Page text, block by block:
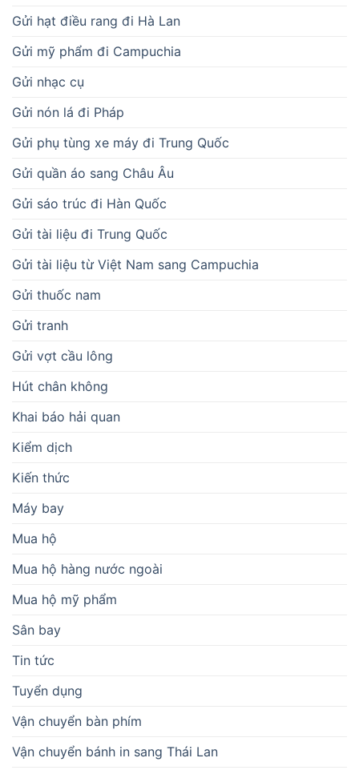
Gửi hạt điều rang đi Hà Lan
Gửi mỹ phẩm đi Campuchia
Gửi nhạc cụ
Gửi nón lá đi Pháp
Gửi phụ tùng xe máy đi Trung Quốc
Gửi quần áo sang Châu Âu
Gửi sáo trúc đi Hàn Quốc
Gửi tài liệu đi Trung Quốc
Gửi tài liệu từ Việt Nam sang Campuchia
Gửi thuốc nam
Gửi tranh
Gửi vợt cầu lông
Hút chân không
Khai báo hải quan
Kiểm dịch
Kiến thức
Máy bay
Mua hộ
Mua hộ hàng nước ngoài
Mua hộ mỹ phẩm
Sân bay
Tin tức
Tuyển dụng
Vận chuyển bàn phím
Vận chuyển bánh in sang Thái Lan